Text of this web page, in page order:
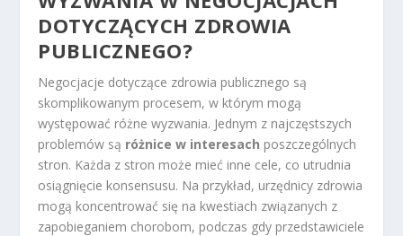
DOTYCZĄCYCH ZDROWIA
PUBLICZNEGO?
Negocjacje dotyczące zdrowia publicznego są
skomplikowanym procesem, w którym mogą
występować różne wyzwania. Jednym z najczęstszych
problemów są różnice w interesach poszczególnych
stron. Każda z stron może mieć inne cele, co utrudnia
osiągnięcie konsensusu. Na przykład, urzędnicy zdrowia
mogą koncentrować się na kwestiach związanych z
zapobieganiem chorobom, podczas gdy przedstawiciele